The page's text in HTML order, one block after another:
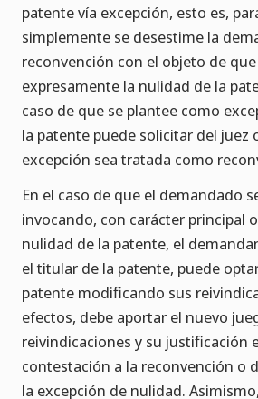
patente vía excepción, esto es,
simplemente se desestime la
reconvención con el objeto de
expresamente la nulidad de la
caso de que se plantee como
la patente puede solicitar del juez
excepción sea tratada como
En el caso de que el demandado
invocando, con carácter principal
nulidad de la patente, el
el titular de la patente, puede
patente modificando sus
efectos, debe aportar el nuevo
reivindicaciones y su justificación
contestación a la reconvención o
la excepción de nulidad.